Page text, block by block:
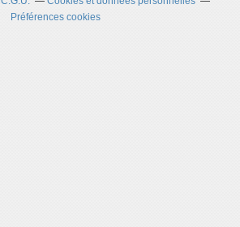
Préférences cookies